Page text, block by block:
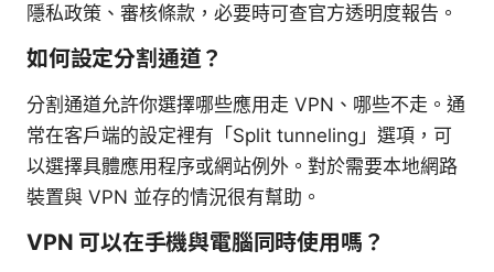
隱私政策、審核條款，必要時可查官方透明度報告。
如何設定分割通道？
分割通道允許你選擇哪些應用走 VPN、哪些不走。通
常在客戶端的設定裡有「Split tunneling」選項，可
以選擇具體應用程序或網站例外。對於需要本地網路
裝置與 VPN 並存的情況很有幫助。
VPN 可以在手機與電腦同時使用嗎？